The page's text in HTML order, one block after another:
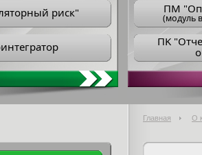
риск"
ПM
(модуль
ПK
Главная О